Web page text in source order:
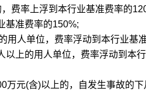
费率上浮到本行业基准费率的
准费率的150%;
人单位，费率浮动到本行业基
上的用人单位，费率浮动到本
元(含)以上的，自发生事故的下